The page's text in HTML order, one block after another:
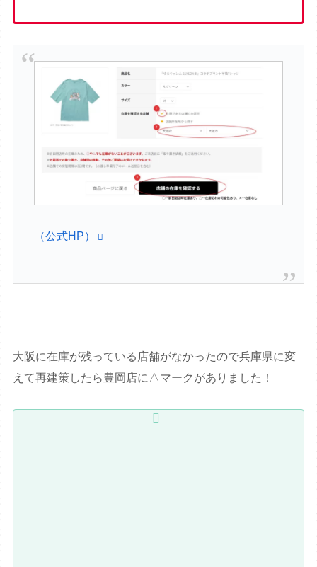
（公式HP）
大阪に在庫が残っている店舗がなかったので兵庫県に変
えて再建策したら豊岡店に△マークがありました！